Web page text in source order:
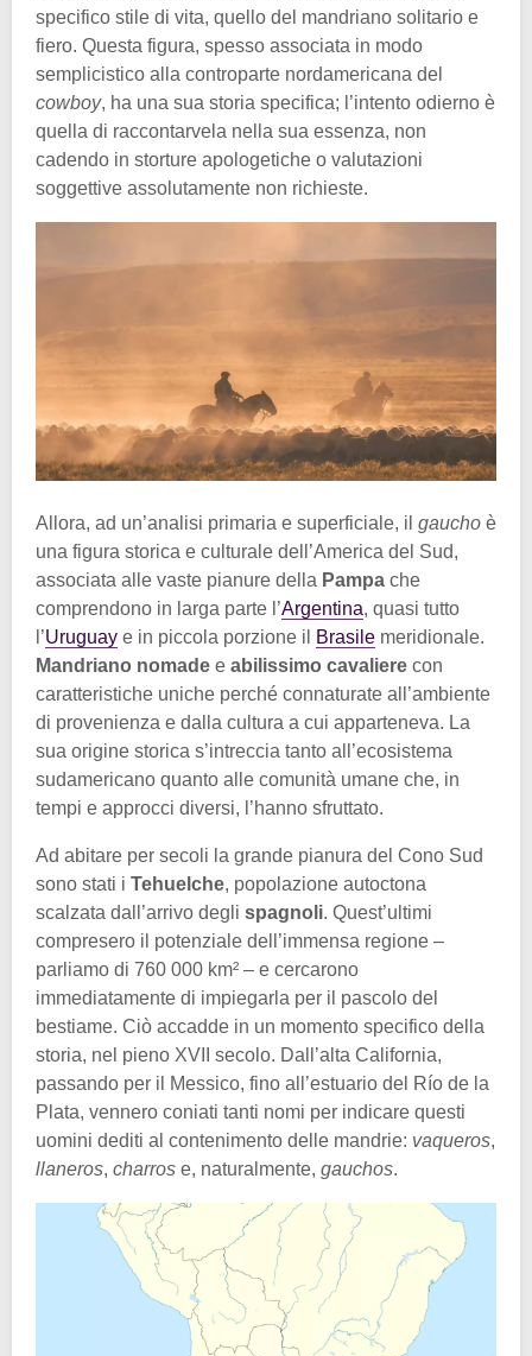
specifico stile di vita, quello del mandriano solitario e
fiero. Questa figura, spesso associata in modo
semplicistico alla controparte nordamericana del
cowboy, ha una sua storia specifica; l’intento odierno è
quella di raccontarvela nella sua essenza, non
cadendo in storture apologetiche o valutazioni
soggettive assolutamente non richieste.
Allora, ad un’analisi primaria e superficiale, il gaucho è
una figura storica e culturale dell’America del Sud,
associata alle vaste pianure della Pampa che
comprendono in larga parte l’Argentina, quasi tutto
l’Uruguay e in piccola porzione il Brasile meridionale.
Mandriano nomade e abilissimo cavaliere con
caratteristiche uniche perché connaturate all’ambiente
di provenienza e dalla cultura a cui apparteneva. La
sua origine storica s’intreccia tanto all’ecosistema
sudamericano quanto alle comunità umane che, in
tempi e approcci diversi, l’hanno sfruttato.
Ad abitare per secoli la grande pianura del Cono Sud
sono stati i Tehuelche, popolazione autoctona
scalzata dall’arrivo degli spagnoli. Quest’ultimi
compresero il potenziale dell’immensa regione –
parliamo di 760 000 km² – e cercarono
immediatamente di impiegarla per il pascolo del
bestiame. Ciò accadde in un momento specifico della
storia, nel pieno XVII secolo. Dall’alta California,
passando per il Messico, fino all’estuario del Río de la
Plata, vennero coniati tanti nomi per indicare questi
uomini dediti al contenimento delle mandrie: vaqueros,
llaneros, charros e, naturalmente, gauchos.